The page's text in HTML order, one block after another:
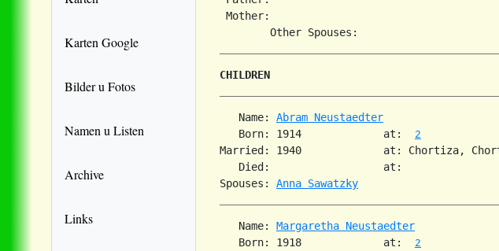
Karten Google
Bilder u Fotos
Namen u Listen
Archive
Links
Mother:
CHILDREN
   Name:
Abram Neustaedter
   Born: 1914             at:
2
Married: 1940             at: Chortiza,
   Died:                  at:
Spouses: Anna Sawatzky
   Name:
Margaretha Neustaedter
   Born: 1918             at:
2